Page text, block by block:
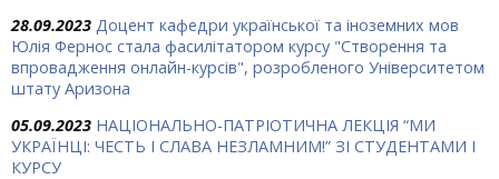
28.09.2023 Доцент кафедри української та іноземних мов
Юлія Фернос стала фасилітатором курсу "Створення та
впровадження онлайн-курсів", розробленого Університетом
штату Аризона
05.09.2023 НАЦІОНАЛЬНО-ПАТРІОТИЧНА ЛЕКЦІЯ “МИ
УКРАЇНЦІ: ЧЕСТЬ І СЛАВА НЕЗЛАМНИМ!” ЗІ СТУДЕНТАМИ І
КУРСУ